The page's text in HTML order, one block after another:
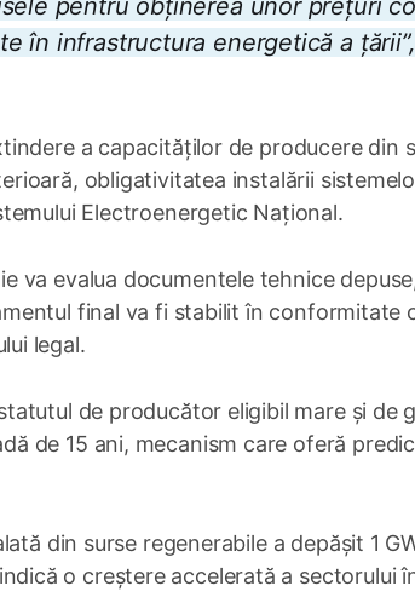
pentru obținerea unor prețuri
în infrastructura energetică a
a capacităților de producere din
obligativitatea instalării
Electroenergetic Național.
va evalua documentele tehnice
final va fi stabilit în conformitate
legal.
de producător eligibil mare și de
de 15 ani, mecanism care oferă
din surse regenerabile a depășit 1
o creștere accelerată a sectorului